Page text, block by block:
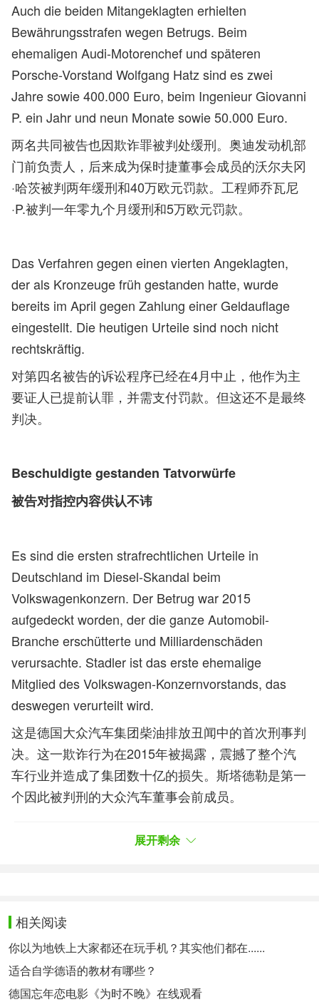
Auch die beiden Mitangeklagten erhielten
Bewährungsstrafen wegen Betrugs. Beim
ehemaligen Audi-Motorenchef und späteren
Porsche-Vorstand Wolfgang Hatz sind es zwei
Jahre sowie 400.000 Euro, beim Ingenieur Giovanni
P. ein Jahr und neun Monate sowie 50.000 Euro.
两名共同被告也因欺诈罪被判处缓刑。奥迪发动机部
门前负责人，后来成为保时捷董事会成员的沃尔夫冈
·哈茨被判两年缓刑和40万欧元罚款。工程师乔瓦尼
·P.被判一年零九个月缓刑和5万欧元罚款。
Das Verfahren gegen einen vierten Angeklagten,
der als Kronzeuge früh gestanden hatte, wurde
bereits im April gegen Zahlung einer Geldauflage
eingestellt. Die heutigen Urteile sind noch nicht
rechtskräftig.
对第四名被告的诉讼程序已经在4月中止，他作为主
要证人已提前认罪，并需支付罚款。但这还不是最终
判决。
Beschuldigte gestanden Tatvorwürfe
被告对指控内容供认不讳
Es sind die ersten strafrechtlichen Urteile in
Deutschland im Diesel-Skandal beim
Volkswagenkonzern. Der Betrug war 2015
aufgedeckt worden, der die ganze Automobil-
Branche erschütterte und Milliardenschäden
verursachte. Stadler ist das erste ehemalige
Mitglied des Volkswagen-Konzernvorstands, das
deswegen verurteilt wird.
这是德国大众汽车集团柴油排放丑闻中的首次刑事判
决。这一欺诈行为在2015年被揭露，震撼了整个汽
车行业并造成了集团数十亿的损失。斯塔德勒是第一
个因此被判刑的大众汽车董事会前成员。
Nach mehr als zweieinhalb Jahren Prozessdauer
Bewährungsstrafen mit Geldauflagen geben, dann
räumtendie Tatvorwürfe daraufhin vollumfänglich
ein.
展开剩余
相关阅读
你以为地铁上大家都还在玩手机？其实他们都在......
适合自学德语的教材有哪些？
德国忘年恋电影《为时不晚》在线观看